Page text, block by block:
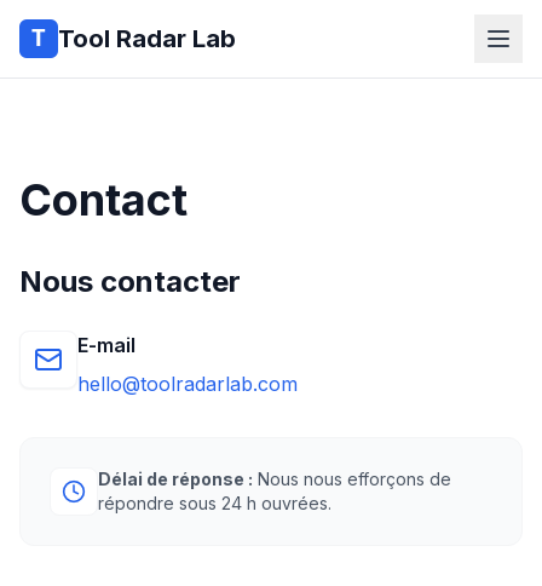
Tool Radar Lab
Contact
Nous contacter
E-mail
hello@toolradarlab.com
Délai de réponse : Nous nous efforçons de
répondre sous 24 h ouvrées.